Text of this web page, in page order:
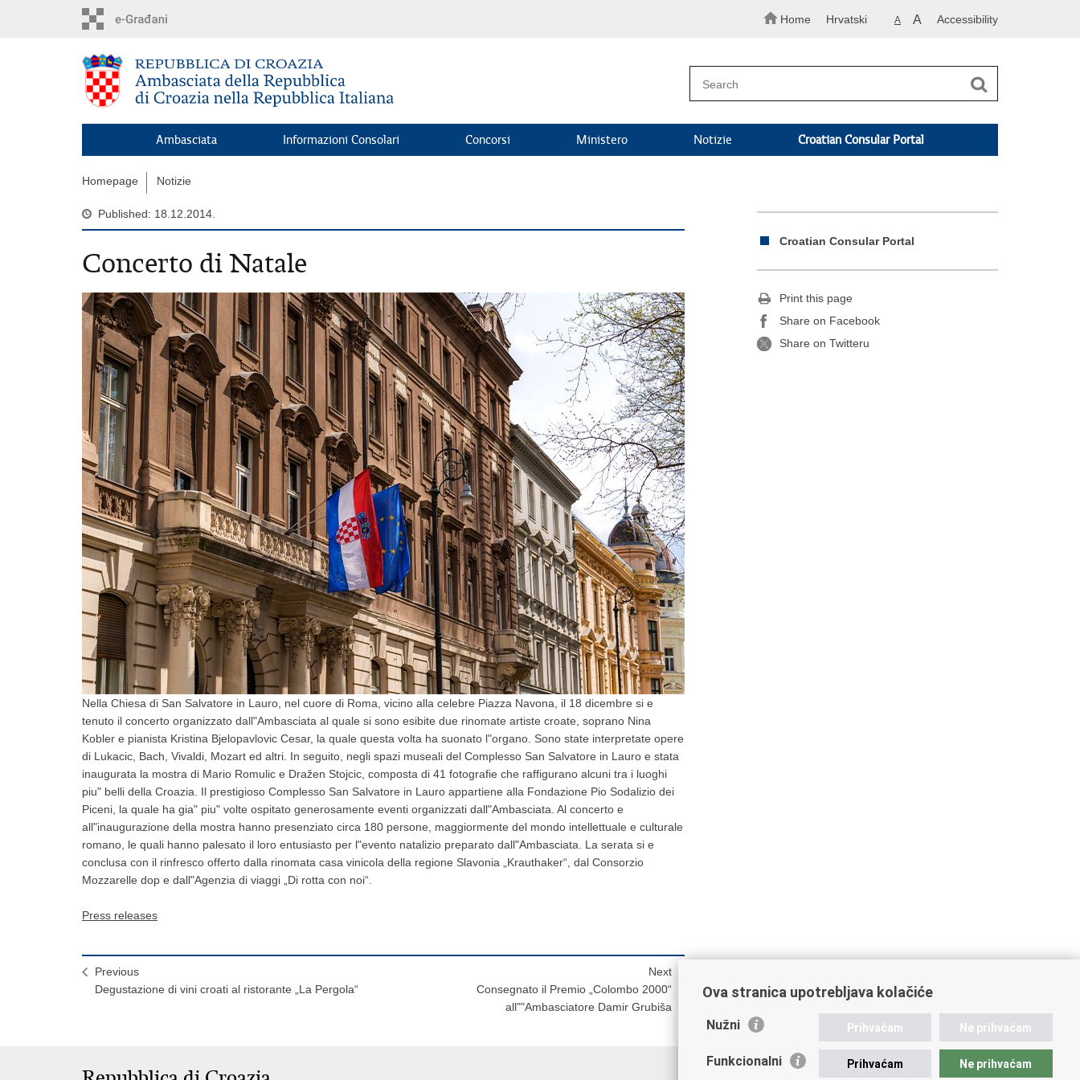
Home Hrvatski A A Accessibility
Ambasciata Informazioni Consolari Concorsi Ministero Notizie Croatian Consular Portal
Homepage Notizie
Published: 18.12.2014.
Concerto di Natale
Nella Chiesa di San Salvatore in Lauro, nel cuore di Roma, vicino alla celebre Piazza Navona, il 18 dicembre si e
tenuto il concerto organizzato dall"Ambasciata al quale si sono esibite due rinomate artiste croate, soprano Nina
Kobler e pianista Kristina Bjelopavlovic Cesar, la quale questa volta ha suonato l"organo. Sono state interpretate opere
di Lukacic, Bach, Vivaldi, Mozart ed altri. In seguito, negli spazi museali del Complesso San Salvatore in Lauro e stata
inaugurata la mostra di Mario Romulic e Dražen Stojcic, composta di 41 fotografie che raffigurano alcuni tra i luoghi
piu" belli della Croazia. Il prestigioso Complesso San Salvatore in Lauro appartiene alla Fondazione Pio Sodalizio dei
Piceni, la quale ha gia" piu" volte ospitato generosamente eventi organizzati dall"Ambasciata. Al concerto e
all"inaugurazione della mostra hanno presenziato circa 180 persone, maggiormente del mondo intellettuale e culturale
romano, le quali hanno palesato il loro entusiasto per l"evento natalizio preparato dall"Ambasciata. La serata si e
conclusa con il rinfresco offerto dalla rinomata casa vinicola della regione Slavonia „Krauthaker“, dal Consorzio
Mozzarelle dop e dall"Agenzia di viaggi „Di rotta con noi“.
Press releases
Previous
Degustazione di vini croati al ristorante „La Pergola“
Next
Consegnato il Premio „Colombo 2000“
all""Ambasciatore Damir Grubiša
Croatian Consular Portal
Print this page
Share on Facebook
Share on Twitteru
Ova stranica upotrebljava kolačiće
Nužni Prihvaćam Ne prihvaćam
Funkcionalni Prihvaćam Ne prihvaćam